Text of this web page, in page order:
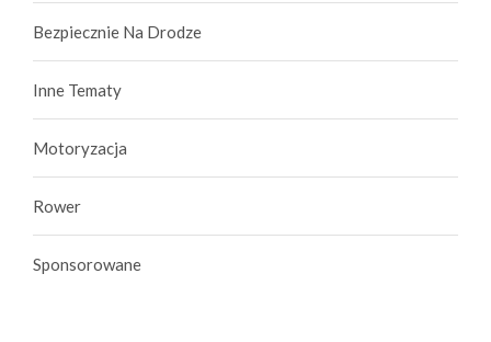
Bezpiecznie Na Drodze
Inne Tematy
Motoryzacja
Rower
Sponsorowane